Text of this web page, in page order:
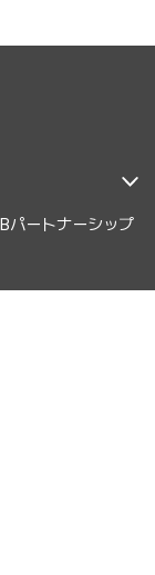
パートナーシップ